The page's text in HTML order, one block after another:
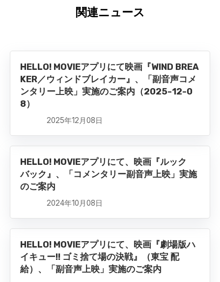
関連ニュース
HELLO! MOVIEアプリにて映画『WIND BREA
KER／ウィンドブレイカー』、「副音声コメ
ンタリー上映」実施のご案内（2025-12-0
8）
2025年12月08日
HELLO! MOVIEアプリにて、映画『ルック
バック』、「コメンタリー副音声上映」実施
のご案内
2024年10月08日
HELLO! MOVIEアプリにて、映画『劇場版ハ
イキュー!! ゴミ捨て場の決戦』（東宝 配
給）、「副音声上映」実施のご案内